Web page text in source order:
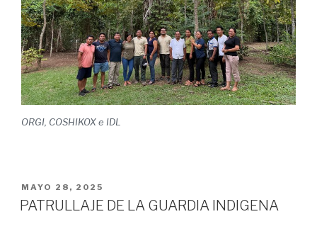
ORGI, COSHIKOX e IDL
PUBLICADO
EL
MAYO 28, 2025
PATRULLAJE DE LA GUARDIA INDIGENA